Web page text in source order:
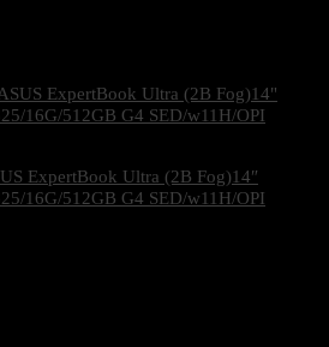
ExpertBook Ultra (2B Fog)14″
16G/512GB G4 SED/w11H/OPI